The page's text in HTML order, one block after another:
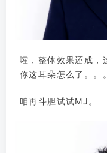
嚯，整体效果还成，
你这耳朵怎么了。。
咱再斗胆试试MJ。